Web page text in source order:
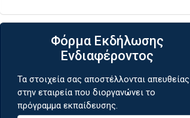
Φόρμα Εκδήλωσης
Ενδιαφέροντος
Τα στοιχεία σας αποστέλλονται απευθείας
στην εταιρεία που διοργανώνει το
πρόγραμμα εκπαίδευσης.